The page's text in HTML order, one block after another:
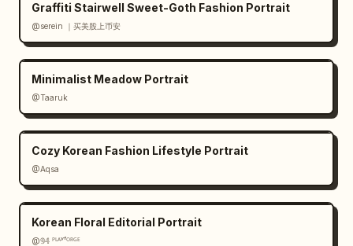
Graffiti Stairwell Sweet-Goth Fashion Portrait
@serein ｜买美股上币安
Minimalist Meadow Portrait
@Taaruk
Cozy Korean Fashion Lifestyle Portrait
@Aqsa
Korean Floral Editorial Portrait
@𝟡𝟜 ᴾᴸᴬʸᶠᴼᴿᴳᴱ